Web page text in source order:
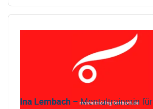
Ina Lembach – Mentaltrainerin für